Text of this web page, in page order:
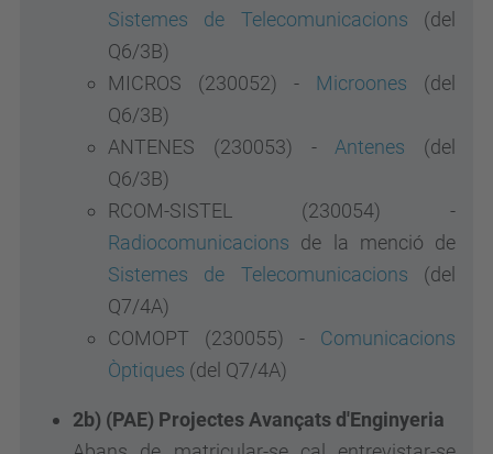
Sistemes de Telecomunicacions (del
Q6/3B)
MICROS (230052) - Microones (del
Q6/3B)
ANTENES (230053) - Antenes (del
Q6/3B)
RCOM-SISTEL (230054) -
Radiocomunicacions de la menció de
Sistemes de Telecomunicacions (del
Q7/4A)
COMOPT (230055) - Comunicacions
Òptiques (del Q7/4A)
2b) (PAE) Projectes Avançats d'Enginyeria